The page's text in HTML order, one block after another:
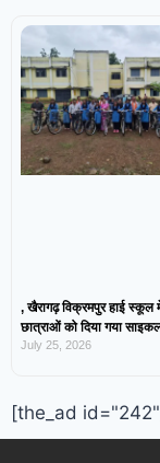
, खैरागढ़ विक्रमपुर हाई स्कूल
छात्राओं को दिया गया
July 25, 2026
[the_ad